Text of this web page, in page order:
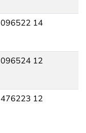
096522 14
096524 12
476223 12